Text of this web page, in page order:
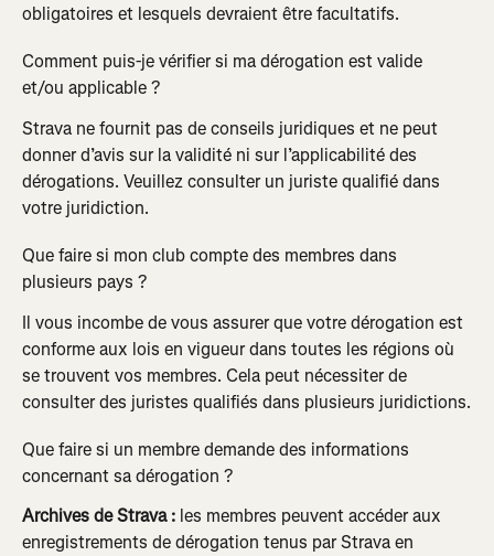
obligatoires et lesquels devraient être facultatifs.
Comment puis-je vérifier si ma dérogation est valide
et/ou applicable ?
Strava ne fournit pas de conseils juridiques et ne peut
donner d’avis sur la validité ni sur l’applicabilité des
dérogations. Veuillez consulter un juriste qualifié dans
votre juridiction.
Que faire si mon club compte des membres dans
plusieurs pays ?
Il vous incombe de vous assurer que votre dérogation est
conforme aux lois en vigueur dans toutes les régions où
se trouvent vos membres. Cela peut nécessiter de
consulter des juristes qualifiés dans plusieurs juridictions.
Que faire si un membre demande des informations
concernant sa dérogation ?
Archives de Strava : les membres peuvent accéder aux
enregistrements de dérogation tenus par Strava en